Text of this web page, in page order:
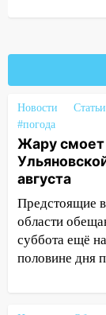
мусора
16:26 В
матч
16:12
цифровой
15:47
за
клуба
15:34
Новости
Статьи
#погода
Жару смоет
августа
Предстоящие
области
суббота ещё
половине дня